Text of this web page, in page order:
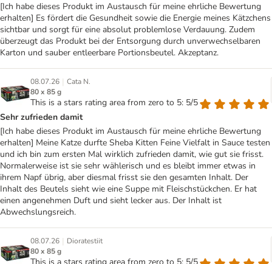
[Ich habe dieses Produkt im Austausch für meine ehrliche Bewertung
erhalten] Es fördert die Gesundheit sowie die Energie meines Kätzchens
sichtbar und sorgt für eine absolut problemlose Verdauung. Zudem
überzeugt das Produkt bei der Entsorgung durch unverwechselbaren
Karton und sauber entleerbare Portionsbeutel. Akzeptanz.
08.07.26 | Cata N.
80 x 85 g
This is a stars rating area from zero to 5: 5/5
Sehr zufrieden damit
[Ich habe dieses Produkt im Austausch für meine ehrliche Bewertung
erhalten] Meine Katze durfte Sheba Kitten Feine Vielfalt in Sauce testen
und ich bin zum ersten Mal wirklich zufrieden damit, wie gut sie frisst.
Normalerweise ist sie sehr wählerisch und es bleibt immer etwas in
ihrem Napf übrig, aber diesmal frisst sie den gesamten Inhalt. Der
Inhalt des Beutels sieht wie eine Suppe mit Fleischstückchen. Er hat
einen angenehmen Duft und sieht lecker aus. Der Inhalt ist
Abwechslungsreich.
08.07.26 | Dioratestiit
80 x 85 g